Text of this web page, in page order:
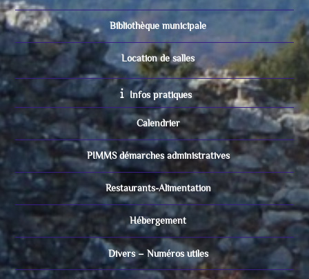
Bibliothèque municipale
Location de salles
Infos pratiques
Calendrier
PIMMS démarches administratives
Restaurants-Alimentation
Hébergement
Divers – Numéros utiles